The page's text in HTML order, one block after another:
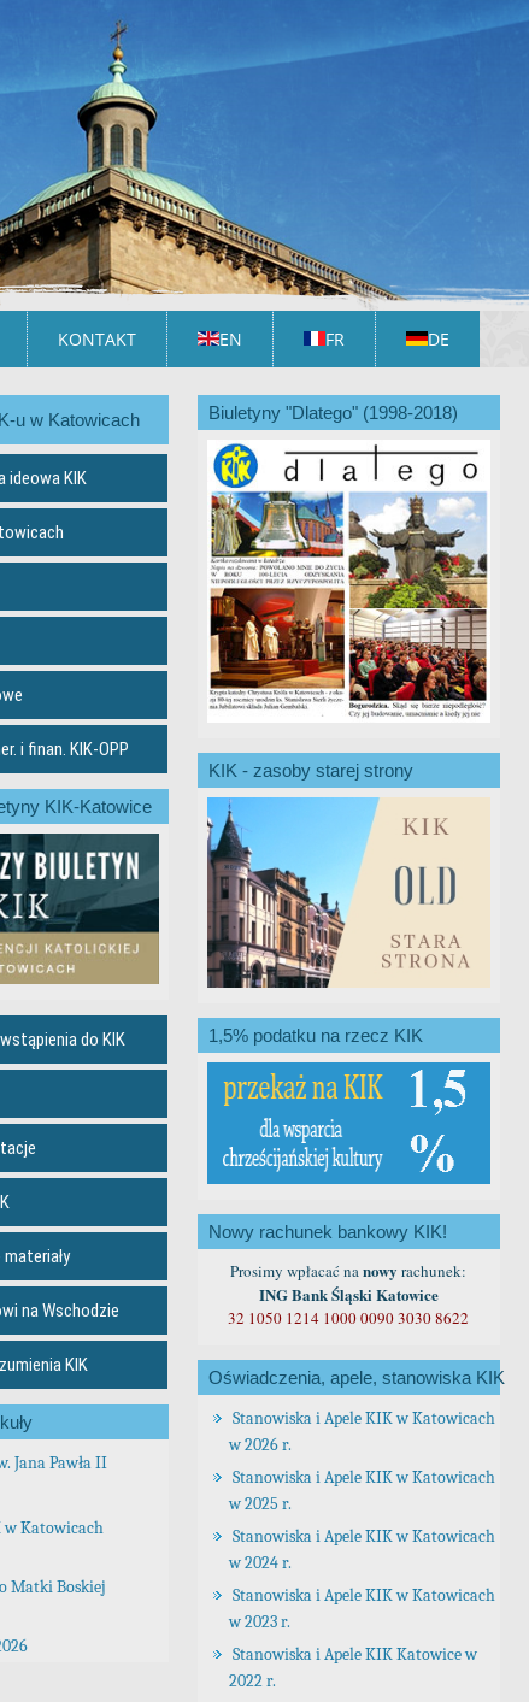
KONTAKT EN FR DE
u w Katowicach
ideowa KIK
i finan. KIK-OPP
KIK-Katowice
do KIK
na Wschodzie
KIK
Jana Pawła II
Katowicach
Matki Boskiej
Biuletyny "Dlatego" (1998-2018)
KIK - zasoby starej strony
1,5% podatku na rzecz KIK
Nowy rachunek bankowy KIK!
Prosimy wpłacać nanowy rachunek:
ING Bank Śląski Katowice
32 1050 1214 1000 0090 3030 8622
Oświadczenia, apele, stanowiska KIK
Stanowiska i Apele KIK w Katowicach
w 2026 r.
Stanowiska i Apele KIK w Katowicach
w 2025 r.
Stanowiska i Apele KIK w Katowicach
w 2024 r.
Stanowiska i Apele KIK w Katowicach
w 2023 r.
Stanowiska i Apele KIK Katowice w
2022 r.